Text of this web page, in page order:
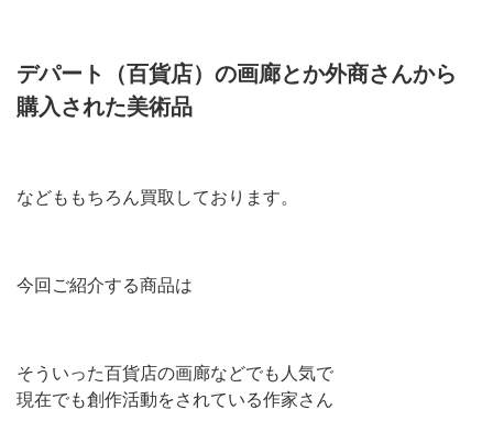
デパート（百貨店）の画廊とか外商さんから
購入された美術品
などももちろん買取しております。
今回ご紹介する商品は
そういった百貨店の画廊などでも人気で
現在でも創作活動をされている作家さん